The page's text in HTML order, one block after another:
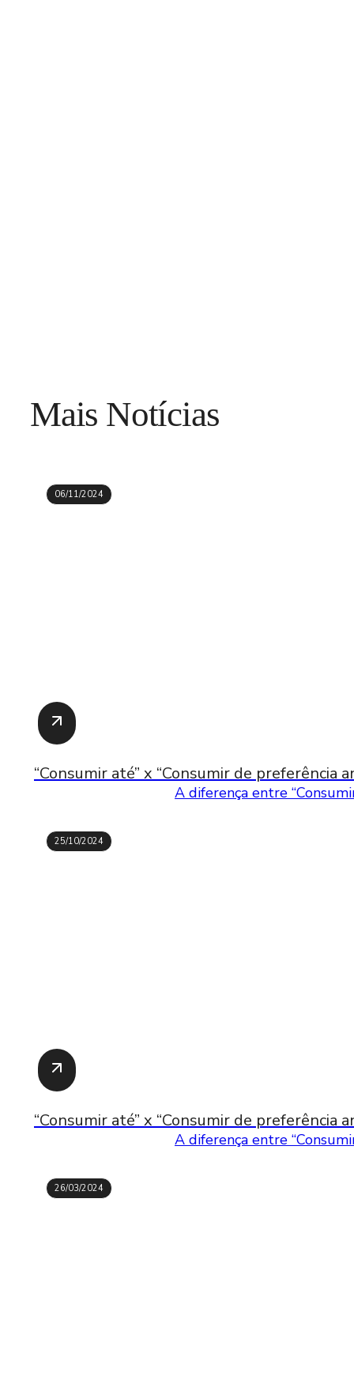
Mais Notícias
06/11/2024
“Consumir até” x “Consumir de preferência
A diferença entre
25/10/2024
“Consumir até” x “Consumir de preferência
A diferença entre
26/03/2024